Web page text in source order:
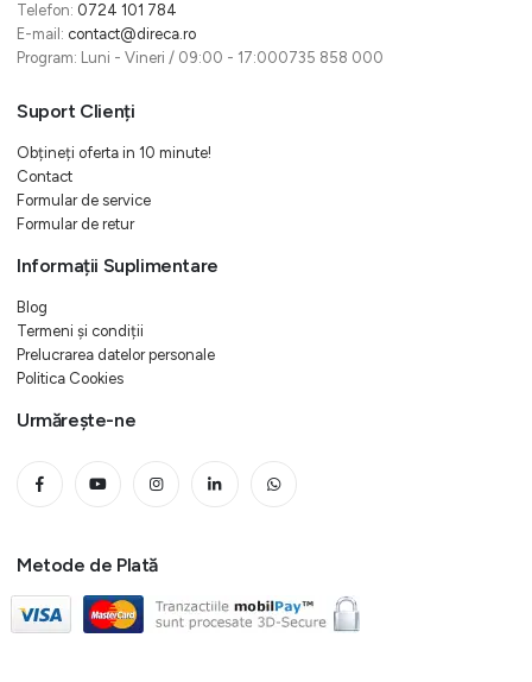
Telefon: 0724 101 784
E-mail: contact@direca.ro
Program: Luni - Vineri / 09:00 - 17:000735 858 000
Suport Clienți
Obțineți oferta in 10 minute!
Contact
Formular de service
Formular de retur
Informații Suplimentare
Blog
Termeni și condiții
Prelucrarea datelor personale
Politica Cookies
Urmărește-ne
Metode de Plată